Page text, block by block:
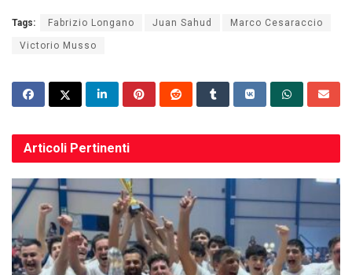
Tags: Fabrizio Longano Juan Sahud Marco Cesaraccio
Victorio Musso
Articoli Pertinenti